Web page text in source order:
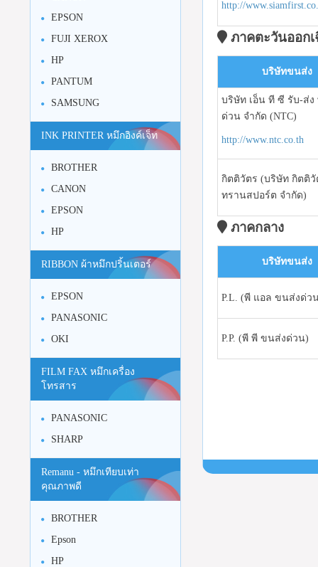
http://
ภาคตะวันออกเ
บริษัทขนส่ง
บริษัท เอ็น ที ซี รับ-ส่ง
ด่วน จำกัด (NTC)
http://www.ntc.co.th
กิตติวัตร (บริษัท กิตติวั
ทรานสปอร์ต จำกัด)
ภาคกลาง
บริษัทขนส่ง
P.L. (พี แอล ขนส่งด่ว
P.P. (พี พี ขนส่งด่วน)
EPSON
FUJI XEROX
HP
PANTUM
SAMSUNG
INK PRINTER หมึกอิงค์เจ็ท
BROTHER
CANON
EPSON
HP
RIBBON ผ้าหมึกปริ้นเตอร์
EPSON
PANASONIC
OKI
FILM FAX หมึกเครื่อง
โทรสาร
PANASONIC
SHARP
Remanu - หมึกเทียบเท่า
คุณภาพดี
BROTHER
Epson
HP